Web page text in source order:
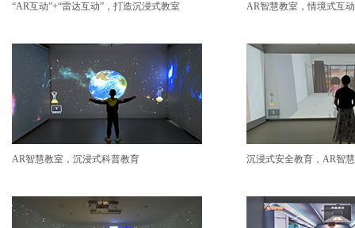
“AR互动”+“雷达互动”，打造沉浸式教室 AR智慧教室，情境式互
AR智慧教室，沉浸式科普教育 沉浸式安全教育，AR智